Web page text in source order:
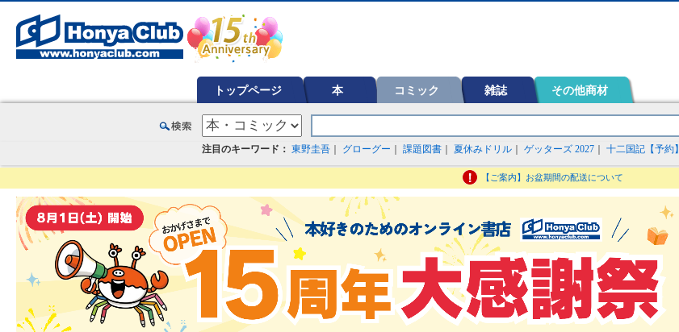
トップページ 本 コミック 雑誌 その他商材
注目のキーワード： 東野圭吾 グローグー 課題図書 夏休みドリル ゲッターズ 2027 十二国記【予約】
【ご案内】お盆期間の配送について